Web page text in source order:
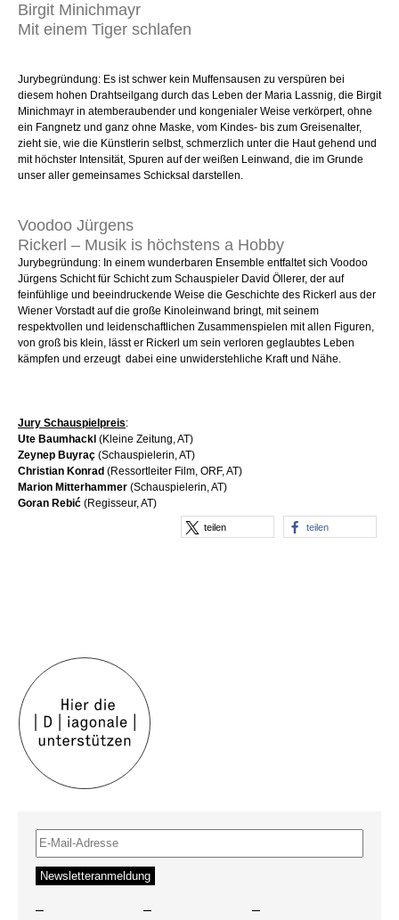
Birgit Minichmayr
Mit einem Tiger schlafen
Jurybegründung: Es ist schwer kein Muffensausen zu verspüren bei
diesem hohen Drahtseilgang durch das Leben der Maria Lassnig, die Birgit
Minichmayr in atemberaubender und kongenialer Weise verkörpert, ohne
ein Fangnetz und ganz ohne Maske, vom Kindes- bis zum Greisenalter,
zieht sie, wie die Künstlerin selbst, schmerzlich unter die Haut gehend und
mit höchster Intensität, Spuren auf der weißen Leinwand, die im Grunde
unser aller gemeinsames Schicksal darstellen.
Voodoo Jürgens
Rickerl – Musik is höchstens a Hobby
Jurybegründung: In einem wunderbaren Ensemble entfaltet sich Voodoo
Jürgens Schicht für Schicht zum Schauspieler David Öllerer, der auf
feinfühlige und beeindruckende Weise die Geschichte des Rickerl aus der
Wiener Vorstadt auf die große Kinoleinwand bringt, mit seinem
respektvollen und leidenschaftlichen Zusammenspielen mit allen Figuren,
von groß bis klein, lässt er Rickerl um sein verloren geglaubtes Leben
kämpfen und erzeugt dabei eine unwiderstehliche Kraft und Nähe.
Jury Schauspielpreis:
Ute Baumhackl (Kleine Zeitung, AT)
Zeynep Buyraç (Schauspielerin, AT)
Christian Konrad (Ressortleiter Film, ORF, AT)
Marion Mitterhammer (Schauspielerin, AT)
Goran Rebić (Regisseur, AT)
teilen teilen
– – –